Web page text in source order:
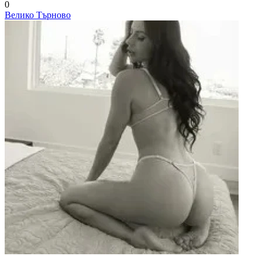
0
Велико Търново